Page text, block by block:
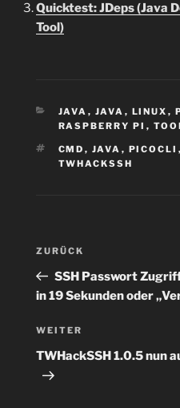
Quicktest: JDeps (Java
Tool)
KATEGORIEN
JAVA , JAVA , LINUX ,
RASPBERRY PI ,
SCHLAGWÖRTER
CMD , JAVA , PICOCLI ,
TWHACKSSH
Beitragsnavigation
Vorheriger
Beitrag
ZURÜCK
SSH Passwort
in 19 Sekunden oder
Nächster
Beitrag
WEITER
TWHackSSH 1.0.5 nun